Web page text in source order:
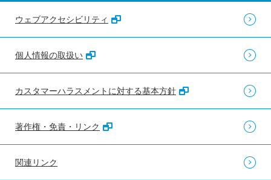
ウェブアクセシビリティ
個人情報の取扱い
カスタマーハラスメントに対する基本方針
著作権・免責・リンク
関連リンク